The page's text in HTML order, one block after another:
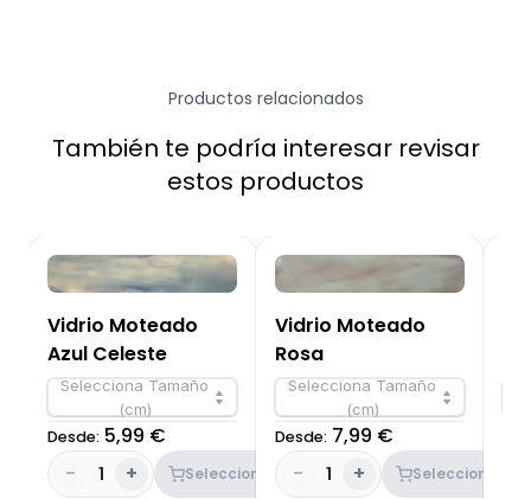
Productos relacionados
También te podría interesar revisar
estos productos
Vidrio Moteado
Azul Celeste
Selecciona Tamaño
(cm)
Desde: 5,99 €
-
1 + Seleccionar
Vidrio Moteado
Rosa
Selecciona Tamaño
(cm)
Desde: 7,99 €
-
1 + Seleccionar